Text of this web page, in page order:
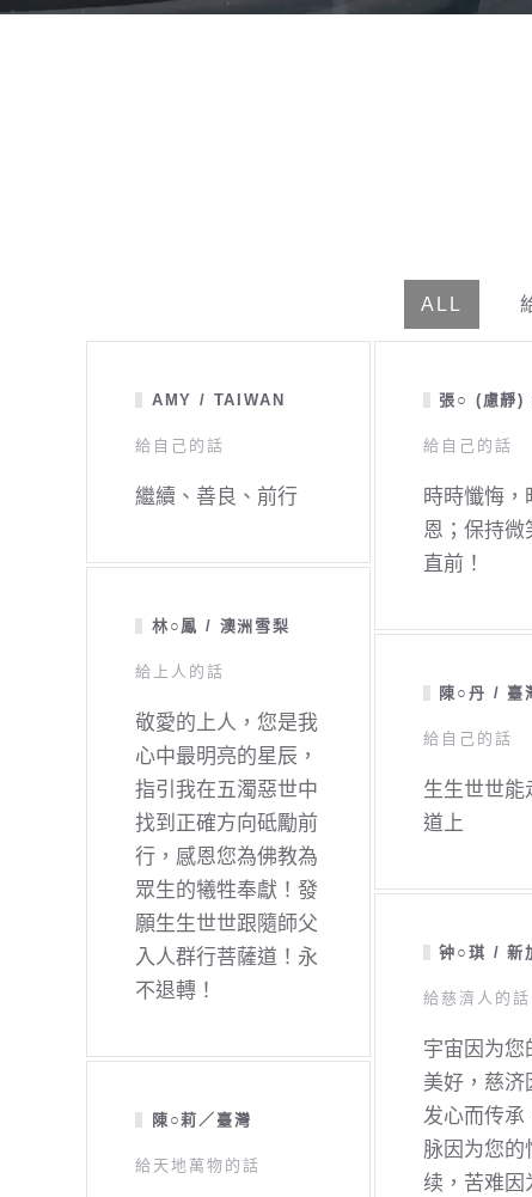
ALL
AMY / TAIWAN
給自己的話
繼續、善良、前行
張○ (慮靜)
給自己的話
時時懺悔，
恩；保持微
直前！
林○鳳 / 澳洲雪梨
給上人的話
敬愛的上人，您是我
心中最明亮的星辰，
指引我在五濁惡世中
找到正確方向砥勵前
行，感恩您為佛教為
眾生的犧牲奉獻！發
願生生世世跟隨師父
入人群行菩薩道！永
不退轉！
陳○丹 / 臺
給自己的話
生生世世能
道上
陳○莉／臺灣
給天地萬物的話
钟○琪 / 新
給慈濟人的話
宇宙因为您
美好，慈济
发心而传承
脉因为您的
续，苦难因